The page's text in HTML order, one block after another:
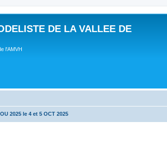
DE LA VALLEE DE
l'AMVH
2025 le 4 et 5 OCT 2025